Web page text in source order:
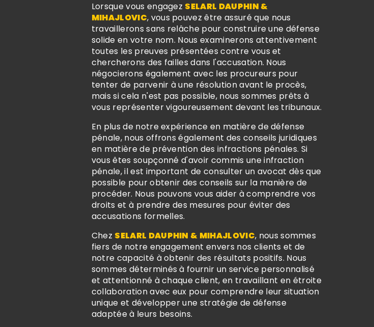
Lorsque vous engagez SELARL DAUPHIN &
MIHAJLOVIC, vous pouvez être assuré que nous
travaillerons sans relâche pour construire une défense
solide en votre nom. Nous examinerons attentivement
toutes les preuves présentées contre vous et
chercherons des failles dans l'accusation. Nous
négocierons également avec les procureurs pour
tenter de parvenir à une résolution avant le procès,
mais si cela n'est pas possible, nous sommes prêts à
vous représenter vigoureusement devant les tribunaux.
En plus de notre expérience en matière de défense
pénale, nous offrons également des conseils juridiques
en matière de prévention des infractions pénales. Si
vous êtes soupçonné d'avoir commis une infraction
pénale, il est important de consulter un avocat dès que
possible pour obtenir des conseils sur la manière de
procéder. Nous pouvons vous aider à comprendre vos
droits et à prendre des mesures pour éviter des
accusations formelles.
Chez SELARL DAUPHIN & MIHAJLOVIC, nous sommes
fiers de notre engagement envers nos clients et de
notre capacité à obtenir des résultats positifs. Nous
sommes déterminés à fournir un service personnalisé
et attentionné à chaque client, en travaillant en étroite
collaboration avec eux pour comprendre leur situation
unique et développer une stratégie de défense
adaptée à leurs besoins.